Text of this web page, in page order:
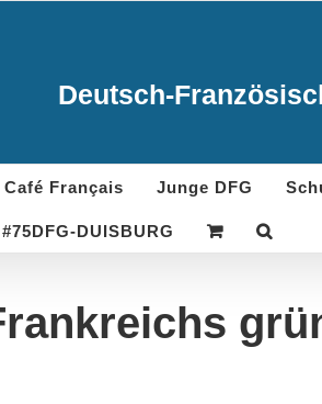
Deutsch-
Café Français Junge DFG
#75DFG-DUISBURG